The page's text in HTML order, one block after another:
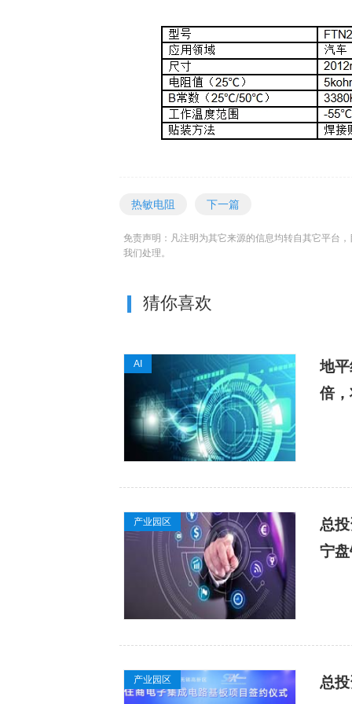
热敏电阻 下一篇
免责声明：凡注明为其它来源的信息均转自其它平台
我们处理。
猜你喜欢
AI
地
倍
产业园区
总
宁
产业园区 总